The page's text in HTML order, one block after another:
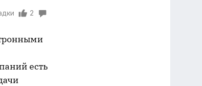
2
есть